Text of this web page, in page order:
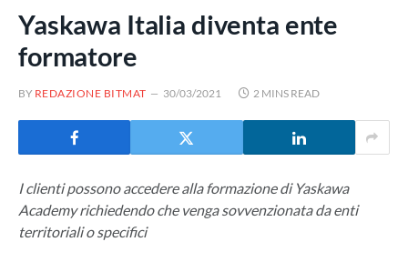
Yaskawa Italia diventa ente
formatore
BY REDAZIONE BITMAT 30/03/2021 2 MINS READ
I clienti possono accedere alla formazione di Yaskawa
Academy richiedendo che venga sovvenzionata da enti
territoriali o specifici